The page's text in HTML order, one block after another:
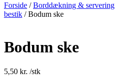
Forside /Borddækning & servering
bestik / Bodum ske
Bodum ske
5,50 kr. /stk